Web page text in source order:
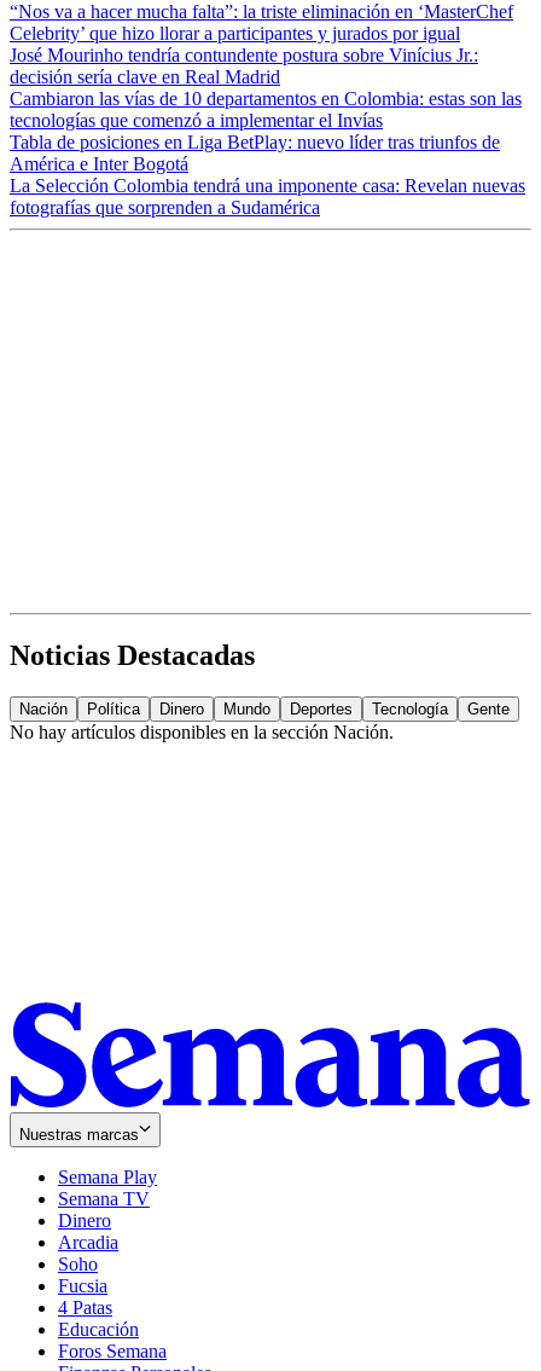
“Nos va a hacer mucha falta”: la triste eliminación en ‘MasterChef
Celebrity’ que hizo llorar a participantes y jurados por igual
José Mourinho tendría contundente postura sobre Vinícius Jr.:
decisión sería clave en Real Madrid
Cambiaron las vías de 10 departamentos en Colombia: estas son las
tecnologías que comenzó a implementar el Invías
Tabla de posiciones en Liga BetPlay: nuevo líder tras triunfos de
América e Inter Bogotá
La Selección Colombia tendrá una imponente casa: Revelan nuevas
fotografías que sorprenden a Sudamérica
Noticias Destacadas
Nación Política Dinero Mundo Deportes Tecnología Gente
No hay artículos disponibles en la sección Nación.
Nuestras marcas
Semana Play
Semana TV
Dinero
Arcadia
Soho
in
new
window
Fucsia
in
new
window
4 Patas
Educación
Foros Semana